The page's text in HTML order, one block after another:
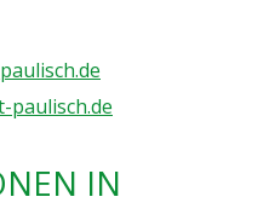
paulisch.de
IN W